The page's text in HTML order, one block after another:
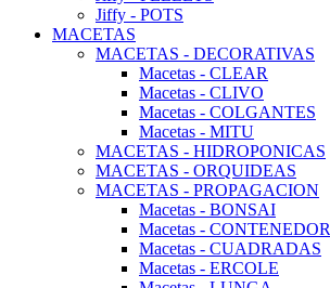
Jiffy - POTS
MACETAS
MACETAS - DECORATIVAS
Macetas - CLEAR
Macetas - CLIVO
Macetas - COLGANTES
Macetas - MITU
MACETAS - HIDROPONICAS
MACETAS - ORQUIDEAS
MACETAS - PROPAGACION
Macetas - BONSAI
Macetas - CONTENEDOR
Macetas - CUADRADAS
Macetas - ERCOLE